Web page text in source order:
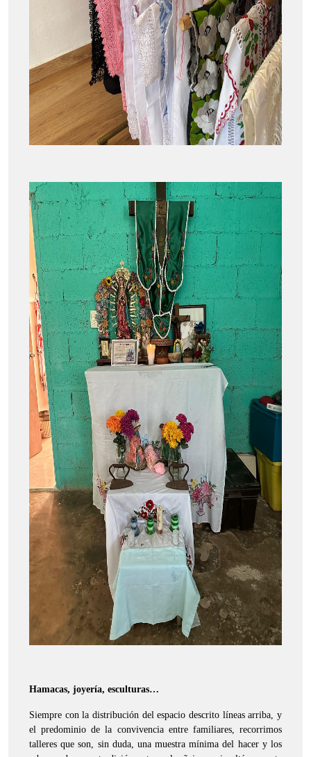
Hamacas, joyería, esculturas…
Siempre con la distribución del espacio descrito líneas arriba, y
el predominio de la convivencia entre familiares, recorrimos
talleres que son, sin duda, una muestra mínima del hacer y los